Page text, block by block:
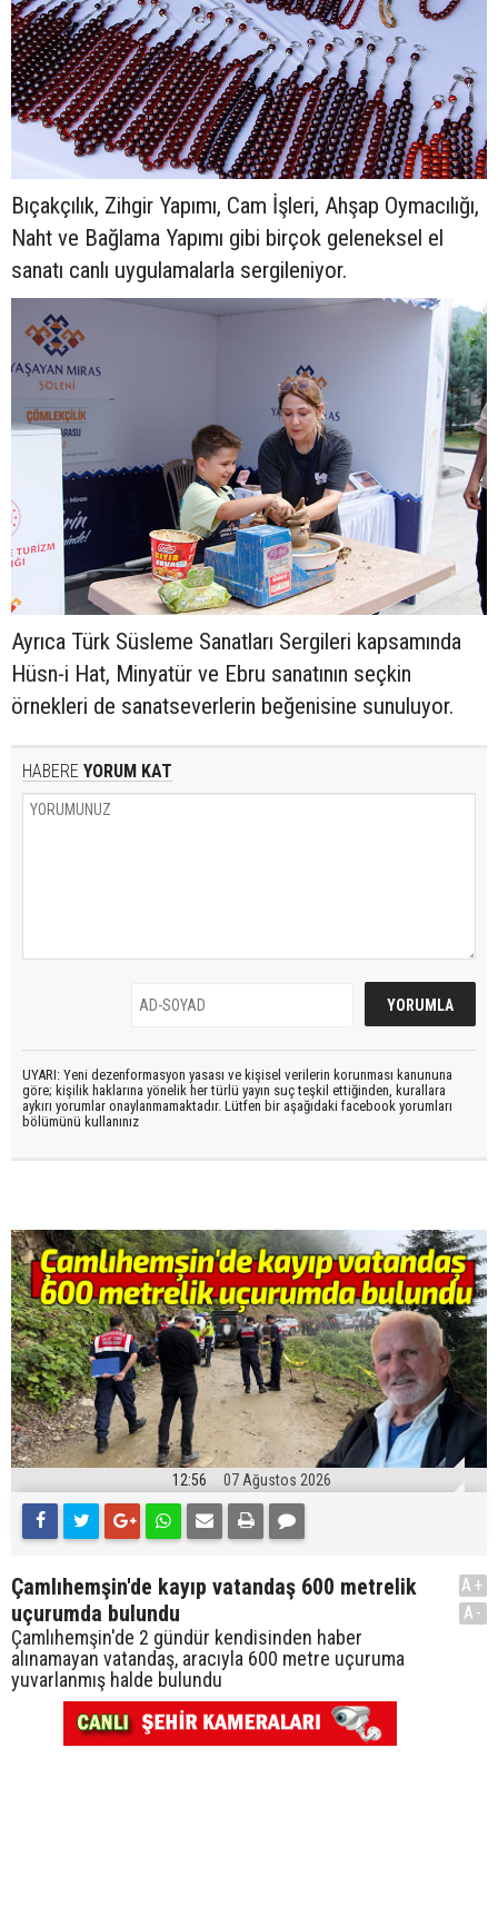
Bıçakçılık, Zihgir Yapımı, Cam İşleri, Ahşap Oymacılığı,
Naht ve Bağlama Yapımı gibi birçok geleneksel el
sanatı canlı uygulamalarla sergileniyor.
Ayrıca Türk Süsleme Sanatları Sergileri kapsamında
Hüsn-i Hat, Minyatür ve Ebru sanatının seçkin
örnekleri de sanatseverlerin beğenisine sunuluyor.
HABERE YORUM KAT
UYARI: Yeni dezenformasyon yasası ve kişisel verilerin korunması kanununa
göre; kişilik haklarına yönelik her türlü yayın suç teşkil ettiğinden, kurallara
aykırı yorumlar onaylanmamaktadır. Lütfen bir aşağıdaki facebook yorumları
bölümünü kullanınız
12:56 07 Ağustos 2026
Çamlıhemşin'de kayıp vatandaş 600 metrelik
uçurumda bulundu
Çamlıhemşin'de 2 gündür kendisinden haber
alınamayan vatandaş, aracıyla 600 metre uçuruma
yuvarlanmış halde bulundu
A+
A-